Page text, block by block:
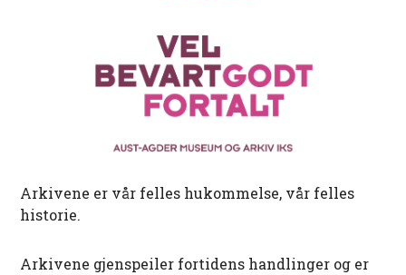
Arkivene er vår felles hukommelse, vår felles
historie.
Arkivene gjenspeiler fortidens handlinger og er